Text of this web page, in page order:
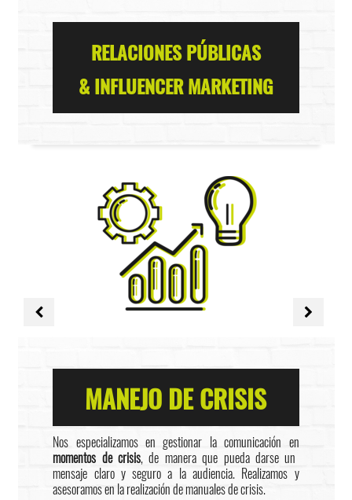
RELACIONES PÚBLICAS
& INFLUENCER MARKETING
MANEJO DE CRISIS
Nos especializamos en gestionar la comunicación en
momentos de crisis, de manera que pueda darse un
mensaje claro y seguro a la audiencia. Realizamos y
asesoramos en la realización de manuales de crisis.